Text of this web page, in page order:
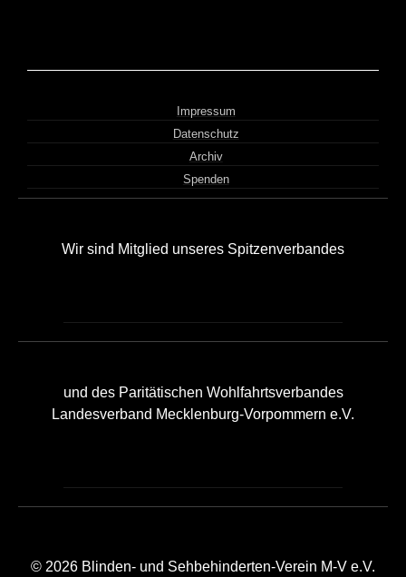
Impressum
Datenschutz
Archiv
Spenden
Wir sind Mitglied unseres Spitzenverbandes
und des Paritätischen Wohlfahrtsverbandes
Landesverband Mecklenburg-Vorpommern e.V.
© 2026 Blinden- und Sehbehinderten-Verein M-V e.V.